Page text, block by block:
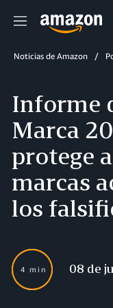
Menú
Noticias de Amazon
Informe
Marca
protege
marcas
los
4 min 08 de